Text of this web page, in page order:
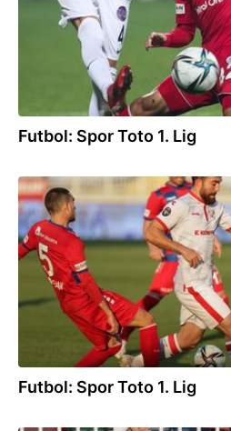
Futbol: Spor Toto 1. Lig
24.12.2021
Futbol: Spor Toto 1. Lig